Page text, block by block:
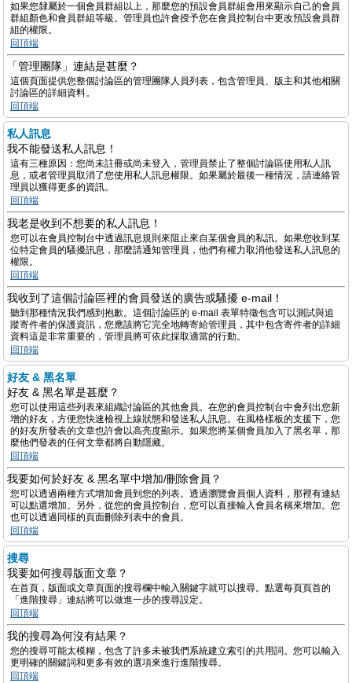
如果您隸屬於一個會員群組以上，那麼您的預設會員群組會用來顯示自己的會員
群組顏色和會員群組等級。管理員也許會授予您在會員控制台中更改預設會員群
組的權限。
回頂端
「管理團隊」連結是甚麼？
這個頁面提供您整個討論區的管理團隊人員列表，包含管理員、版主和其他相關
討論區的詳細資料。
回頂端
私人訊息
我不能發送私人訊息！
這有三種原因：您尚未註冊或尚未登入，管理員禁止了整個討論區使用私人訊
息，或者管理員取消了您使用私人訊息權限。如果屬於最後一種情況，請連絡管
理員以獲得更多的資訊。
回頂端
我老是收到不想要的私人訊息！
您可以在會員控制台中透過訊息規則來阻止來自某個會員的私訊。如果您收到某
位特定會員的騷擾訊息，那麼請通知管理員，他們有權力取消他發送私人訊息的
權限。
回頂端
我收到了這個討論區裡的會員發送的廣告或騷擾 e-mail！
聽到那種情況我們感到抱歉。這個討論區的 e-mail 表單特徵包含可以測試與追
蹤寄件者的保護資訊，您應該將它完全地轉寄給管理員，其中包含寄件者的詳細
資料這是非常重要的，管理員將可依此採取適當的行動。
回頂端
好友 & 黑名單
好友 & 黑名單是甚麼？
您可以使用這些列表來組織討論區的其他會員。在您的會員控制台中會列出您新
增的好友，方便您快速檢視上線狀態和發送私人訊息。在風格樣板的支援下，您
的好友所發表的文章也許會以高亮度顯示。如果您將某個會員加入了黑名單，那
麼他們發表的任何文章都將自動隱藏。
回頂端
我要如何於好友 & 黑名單中增加/刪除會員？
您可以透過兩種方式增加會員到您的列表。透過瀏覽會員個人資料，那裡有連結
可以點選增加。另外，從您的會員控制台，您可以直接輸入會員名稱來增加。您
也可以透過同樣的頁面刪除列表中的會員。
回頂端
搜尋
我要如何搜尋版面文章？
在首頁，版面或文章頁面的搜尋欄中輸入關鍵字就可以搜尋。點選每頁頁首的
「進階搜尋」連結將可以做進一步的搜尋設定。
回頂端
我的搜尋為何沒有結果？
您的搜尋可能太模糊，包含了許多未被我們系統建立索引的共用詞。您可以輸入
更明確的關鍵詞和更多有效的選項來進行進階搜尋。
回頂端